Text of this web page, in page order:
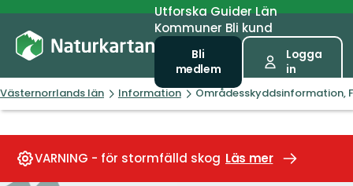
UtforskaGuiderLän
Kommuner Bli kund
Bli
medlem
Logga
in
Västernorrlands län Information Områdesskyddsinformation,
VARNING - för stormfälld skog Läs mer